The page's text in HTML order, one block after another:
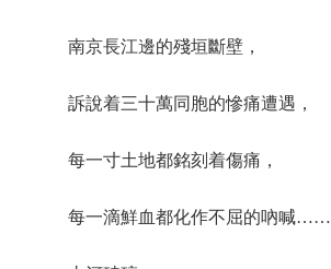
南京長江邊的殘垣斷壁，
訴說着三十萬同胞的慘痛遭遇，
每一寸土地都銘刻着傷痛，
每一滴鮮血都化作不屈的吶喊……